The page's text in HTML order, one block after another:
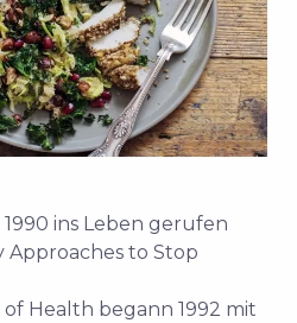
ins Leben gerufen
to Stop
Health begann 1992 mit